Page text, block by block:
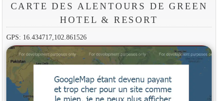
CARTE DES ALENTOURS DE GREEN
HOTEL & RESORT
GPS: 16.434717,102.861526